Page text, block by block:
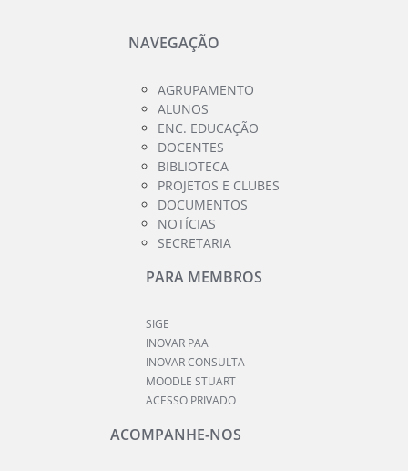
NAVEGAÇÃO
AGRUPAMENTO
ALUNOS
ENC. EDUCAÇÃO
DOCENTES
BIBLIOTECA
PROJETOS E CLUBES
DOCUMENTOS
NOTÍCIAS
SECRETARIA
PARA MEMBROS
SIGE
INOVAR PAA
INOVAR CONSULTA
MOODLE STUART
ACESSO PRIVADO
ACOMPANHE-NOS